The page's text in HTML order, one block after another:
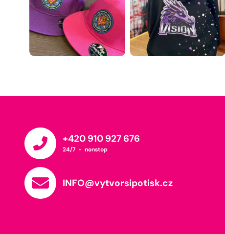
+420 910 927 676
24/7 - nonstop
INFO@vytvorsipotisk.cz